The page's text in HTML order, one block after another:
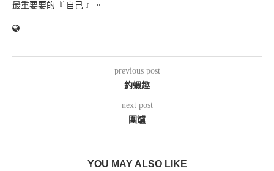
最重要要的『 自己 』。
previous post
釣蝦趣
next post
圍爐
YOU MAY ALSO LIKE